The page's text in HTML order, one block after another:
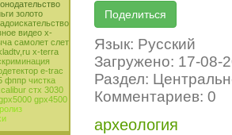
золото
видео x-
самолет слет
x-terra
e-trac
фппр чистка
стх 3030
gpx4500
Язык: Русский
Загружено: 17-08-
Раздел:
Комментариев: 0
археология